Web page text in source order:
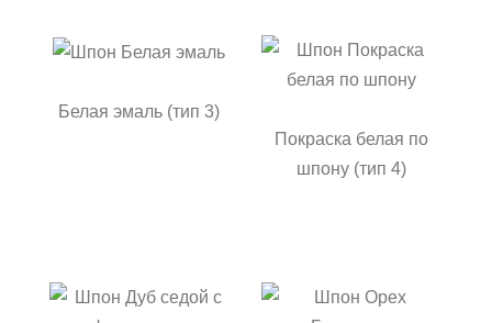
Белая эмаль (тип 3)
Покраска белая по
шпону (тип 4)